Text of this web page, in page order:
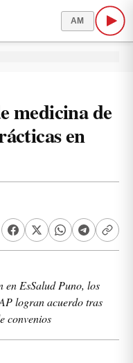
AM
medicina de
en
en EsSalud Puno, los
logran acuerdo tras
convenios